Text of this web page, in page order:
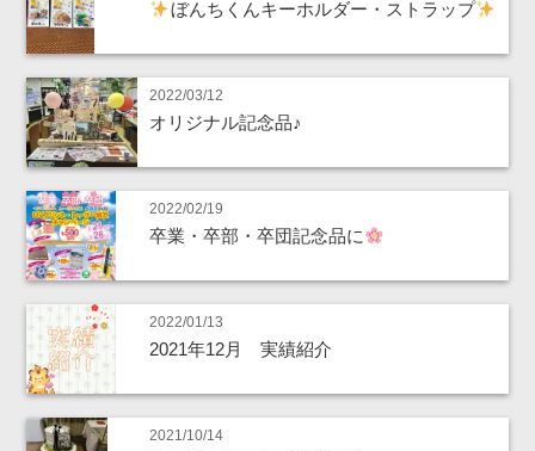
ぼんちくんキーホルダー・ストラップ
2022/03/12
オリジナル記念品♪
2022/02/19
卒業・卒部・卒団記念品に
2022/01/13
2021年12月 実績紹介
2021/10/14